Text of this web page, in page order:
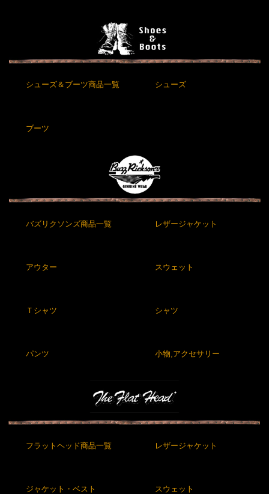
シューズ＆ブーツ商品一覧 シューズ
ブーツ
バズリクソンズ商品一覧 レザージャケット
アウター スウェット
Ｔシャツ シャツ
パンツ 小物,アクセサリー
フラットヘッド商品一覧 レザージャケット
ジャケット・ベスト スウェット